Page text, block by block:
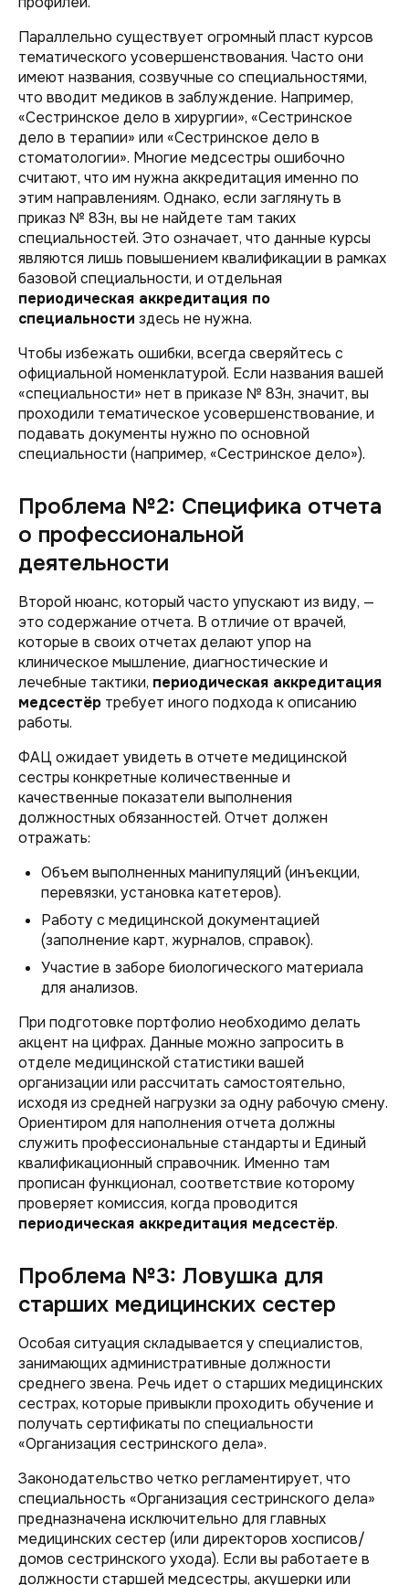
Параллельно существует огромный пласт курсов
тематического усовершенствования. Часто они
имеют названия, созвучные со специальностями,
что вводит медиков в заблуждение. Например,
«Сестринское дело в хирургии», «Сестринское
дело в терапии» или «Сестринское дело в
стоматологии». Многие медсестры ошибочно
считают, что им нужна аккредитация именно по
этим направлениям. Однако, если заглянуть в
приказ № 83н, вы не найдете там таких
специальностей. Это означает, что данные курсы
являются лишь повышением квалификации в рамках
базовой специальности, и отдельная
периодическая аккредитация по
специальности здесь не нужна.
Чтобы избежать ошибки, всегда сверяйтесь с
официальной номенклатурой. Если названия вашей
«специальности» нет в приказе № 83н, значит, вы
проходили тематическое усовершенствование, и
подавать документы нужно по основной
специальности (например, «Сестринское дело»).
Проблема №2: Специфика отчета
о профессиональной
деятельности
Второй нюанс, который часто упускают из виду, —
это содержание отчета. В отличие от врачей,
которые в своих отчетах делают упор на
клиническое мышление, диагностические и
лечебные тактики, периодическая аккредитация
медсестёр требует иного подхода к описанию
работы.
ФАЦ ожидает увидеть в отчете медицинской
сестры конкретные количественные и
качественные показатели выполнения
должностных обязанностей. Отчет должен
отражать:
Объем выполненных манипуляций (инъекции,
перевязки, установка катетеров).
Работу с медицинской документацией
(заполнение карт, журналов, справок).
Участие в заборе биологического материала
для анализов.
При подготовке портфолио необходимо делать
акцент на цифрах. Данные можно запросить в
отделе медицинской статистики вашей
организации или рассчитать самостоятельно,
исходя из средней нагрузки за одну рабочую смену.
Ориентиром для наполнения отчета должны
служить профессиональные стандарты и Единый
квалификационный справочник. Именно там
прописан функционал, соответствие которому
проверяет комиссия, когда проводится
периодическая аккредитация медсестёр.
Проблема №3: Ловушка для
старших медицинских сестер
Особая ситуация складывается у специалистов,
занимающих административные должности
среднего звена. Речь идет о старших медицинских
сестрах, которые привыкли проходить обучение и
получать сертификаты по специальности
«Организация сестринского дела».
Законодательство четко регламентирует, что
специальность «Организация сестринского дела»
предназначена исключительно для главных
медицинских сестер (или директоров хосписов/
домов сестринского ухода). Если вы работаете в
должности старшей медсестры, акушерки или